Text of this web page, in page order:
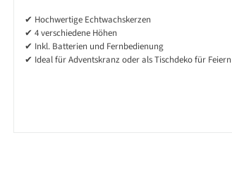
✔ Hochwertige Echtwachskerzen
✔ 4 verschiedene Höhen
✔ Inkl. Batterien und Fernbedienung
✔ Ideal für Adventskranz oder als Tischdeko für Feiern